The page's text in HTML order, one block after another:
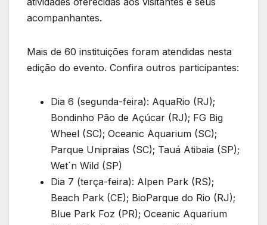
acompanhantes.
Mais de 60 instituições foram atendidas nesta
edição do evento. Confira outros participantes:
Dia 6 (segunda-feira): AquaRio (RJ);
Bondinho Pão de Açúcar (RJ); FG Big
Wheel (SC); Oceanic Aquarium (SC);
Parque Unipraias (SC); Tauá Atibaia (SP);
Wet´n Wild (SP)
Dia 7 (terça-feira): Alpen Park (RS);
Beach Park (CE); BioParque do Rio (RJ);
Blue Park Foz (PR); Oceanic Aquarium